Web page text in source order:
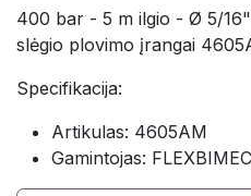
400 bar - 5 m ilgio - Ø 5/
slėgio plovimo įrangai
Specifikacija:
Artikulas: 4605AM
Gamintojas: FLEXBIMEC